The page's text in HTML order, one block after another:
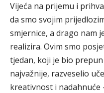
Vijeća na prijemu i
da smo svojim
smjernice, a drago nam
realizira. Ovim smo
tjedan, koji je bio
najvažnije, razveselio
kreativnost i nadahnuće